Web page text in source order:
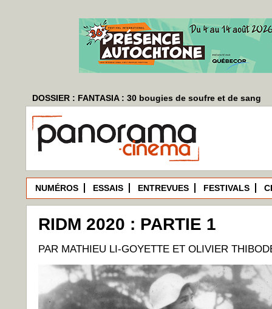
DOSSIER : FANTASIA : 30 bougies de soufre et de sang
NUMÉROS ESSAIS ENTREVUES FESTIVALS
RIDM 2020 : PARTIE 1
PAR MATHIEU LI-GOYETTE ET OLIVIER